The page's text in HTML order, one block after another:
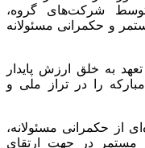
شرکت‌های گروه،
و حکمرانی مسئولانه
به خلق ارزش پایدار
را در تراز ملی و
از حکمرانی مسئولانه،
مستمر در جهت ارتقای